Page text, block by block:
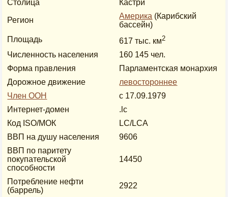
Столица
Кастри
Регион Америка (Карибский
бассейн)
Площадь
617 тыс. км2
Численность населения
160 145 чел.
Форма правления
Парламентская монархия
Дорожное движение
левостороннее
Член ООН
с 17.09.1979
Интернет-домен
.lc
Код ISO/МОК
LC/LCA
ВВП на душу населения
9606
ВВП по паритету
покупательской
способности
14450
Потребление нефти
(баррель)
2922